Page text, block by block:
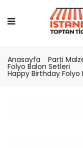
Anasayfa Parti
Folyo Balon Setleri
Happy Birthday Folyo